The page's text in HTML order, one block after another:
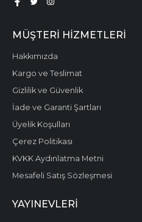
MÜŞTERI HIZMETLERI
Hakkımızda
Kargo ve Teslimat
Gizlilik ve Güvenlik
İade ve Garanti Şartları
Üyelik Koşulları
Çerez Politikası
KVKK Aydınlatma Metni
Mesafeli Satış Sözleşmesi
YAYINEVLERI